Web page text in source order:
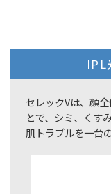
IPL
セレックVは、顔
とで、シミ、くす
肌トラブルを一台